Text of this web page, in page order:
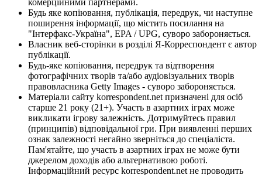
Будь яке копіювання, публікація, передрук, чи наступне
поширення інформації, що містить посилання на
"Інтерфакс-Україна", EPA / UPG, суворо забороняється.
Власник веб-сторінки в розділі Я-Корреспондент є автор
публікації.
Будь-яке копіювання, передрук та відтворення
фотографічних творів та/або аудіовізуальних творів
правовласника Getty Images - суворо забороняється.
Матеріали сайту korrespondent.net призначені для осіб
старше 21 року (21+). Участь в азартних іграх може
викликати ігрову залежність. Дотримуйтесь правил
(принципів) відповідальної гри. При виявленні перших
ознак залежності негайно зверніться до спеціаліста.
Пам'ятайте, що участь в азартних іграх не може бути
джерелом доходів або альтернативою роботі.
Інформаційний ресурс korrespondent.net не проводить